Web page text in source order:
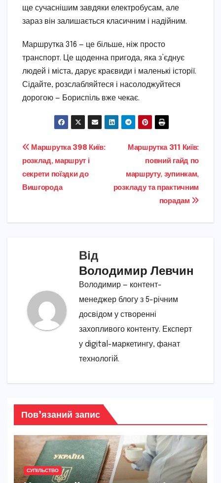
ще сучаснішим завдяки електробусам, але
зараз він залишається класичним і надійним.
Маршрутка 316 — це більше, ніж просто
транспорт. Це щоденна пригода, яка з’єднує
людей і міста, дарує краєвиди і маленькі історії.
Сідайте, розслабляйтеся і насолоджуйтеся
дорогою — Бориспіль вже чекає.
Навігація
записів
Маршрутка 311 Київ:
повний гайд по
маршруту, зупинкам,
розкладу та практичним
порадам
Маршрутка 398 Київ:
розклад, маршрут і
секрети поїздки до
Вишгорода
Від
Володимир Левчин
Володимир — контент-
менеджер блогу з 5-річним
досвідом у створенні
захопливого контенту. Експерт
у digital-маркетингу, фанат
технологій.
Пов’язаний запис
СУПІЛЬСТВО